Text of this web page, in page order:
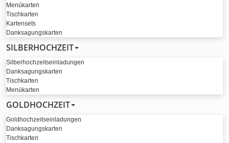
Menükarten
Tischkarten
Kartensets
Danksagungskarten
SILBERHOCHZEIT
Silberhochzeitseinladungen
Danksagungskarten
Tischkarten
Menükarten
GOLDHOCHZEIT
Goldhochzeitseinladungen
Danksagungskarten
Tischkarten